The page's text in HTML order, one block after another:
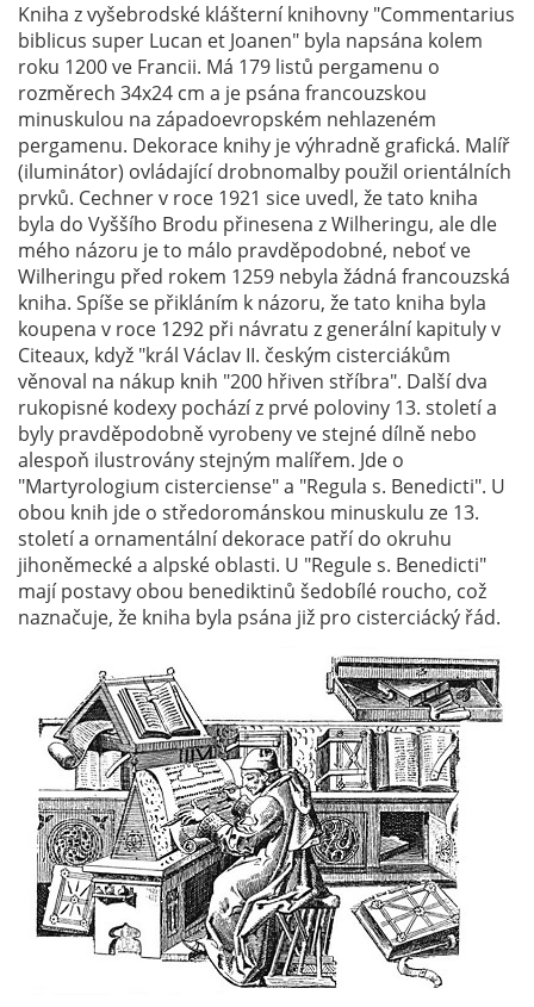
Kniha z vyšebrodské klášterní knihovny "Commentarius
biblicus super Lucan et Joanen" byla napsána kolem
roku 1200 ve Francii. Má 179 listů pergamenu o
rozměrech 34x24 cm a je psána francouzskou
minuskulou na západoevropském nehlazeném
pergamenu. Dekorace knihy je výhradně grafická. Malíř
(iluminátor) ovládající drobnomalby použil orientálních
prvků. Cechner v roce 1921 sice uvedl, že tato kniha
byla do Vyššího Brodu přinesena z Wilheringu, ale dle
mého názoru je to málo pravděpodobné, neboť ve
Wilheringu před rokem 1259 nebyla žádná francouzská
kniha. Spíše se přikláním k názoru, že tato kniha byla
koupena v roce 1292 při návratu z generální kapituly v
Citeaux, když "král Václav II. českým cisterciákům
věnoval na nákup knih "200 hřiven stříbra". Další dva
rukopisné kodexy pochází z prvé poloviny 13. století a
byly pravděpodobně vyrobeny ve stejné dílně nebo
alespoň ilustrovány stejným malířem. Jde o
"Martyrologium cisterciense" a "Regula s. Benedicti". U
obou knih jde o středorománskou minuskulu ze 13.
století a ornamentální dekorace patří do okruhu
jihoněmecké a alpské oblasti. U "Regule s. Benedicti"
mají postavy obou benediktinů šedobílé roucho, což
naznačuje, že kniha byla psána již pro cisterciácký řád.